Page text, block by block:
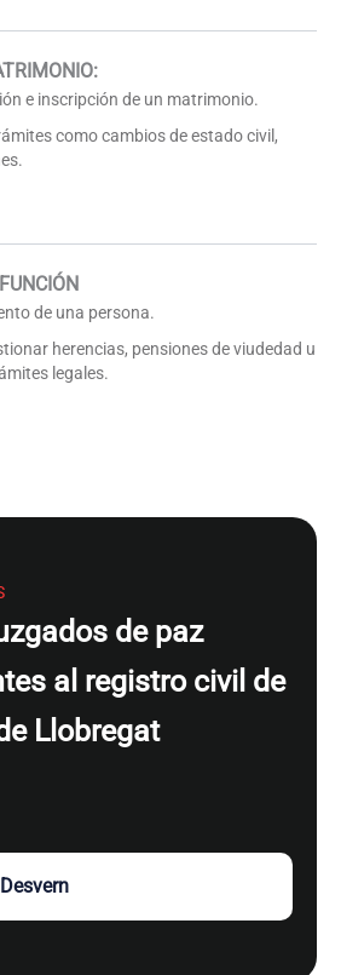
e inscripción de un matrimonio.
como cambios de estado civil,
de una persona.
herencias, pensiones de viudedad u
legales.
de paz
al registro civil de
Llobregat